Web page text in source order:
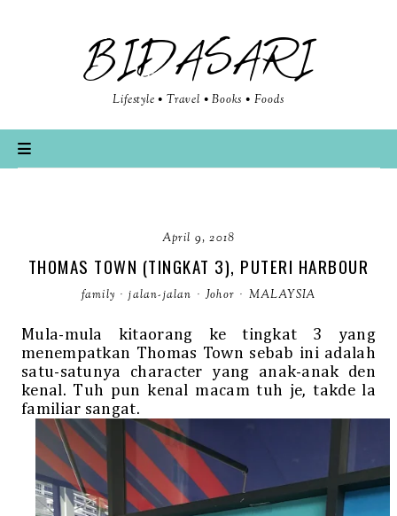
BIDASARI
Lifestyle • Travel • Books • Foods
April 9, 2018
THOMAS TOWN (TINGKAT 3), PUTERI HARBOUR
family · jalan-jalan · Johor · MALAYSIA
Mula-mula kitaorang ke tingkat 3 yang
menempatkan Thomas Town sebab ini adalah
satu-satunya character yang anak-anak den
kenal. Tuh pun kenal macam tuh je, takde la
familiar sangat.